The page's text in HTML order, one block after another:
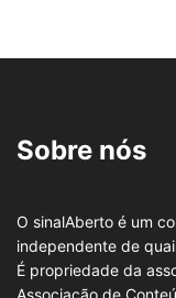
Sobre nós
O sinalAberto é um
independente de
É propriedade da